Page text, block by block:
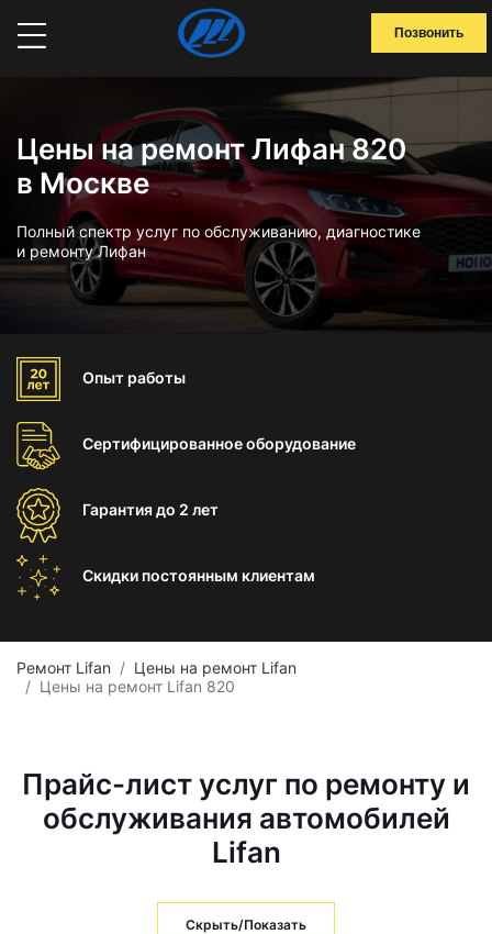
Позвонить
Цены на ремонт Лифан 820
в Москве
Полный спектр услуг по обслуживанию, диагностике
и ремонту Лифан
Опыт работы
Сертифицированноеоборудование
Гарантиядо 2 лет
Скидки постоянным клиентам
Ремонт Lifan
Цены на ремонт Lifan
Цены на ремонт Lifan 820
Прайс-лист услуг по ремонту и
обслуживания автомобилей
Lifan
Скрыть/Показать